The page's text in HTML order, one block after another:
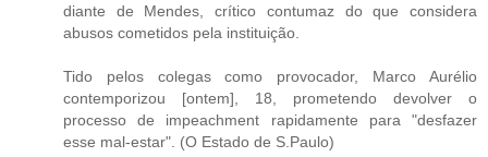
diante de Mendes, crítico contumaz do que considera
abusos cometidos pela instituição.
Tido pelos colegas como provocador, Marco Aurélio
contemporizou [ontem], 18, prometendo devolver o
processo de impeachment rapidamente para "desfazer
esse mal-estar". (O Estado de S.Paulo)